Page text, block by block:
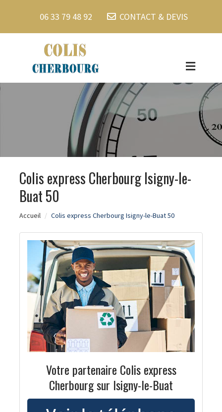
06 33 79 48 92 CONTACT & DEVIS
Colis express Cherbourg Isigny-le-
Buat 50
Accueil Colis express Cherbourg Isigny-le-Buat 50
Votre partenaire Colis express
Cherbourg sur Isigny-le-Buat